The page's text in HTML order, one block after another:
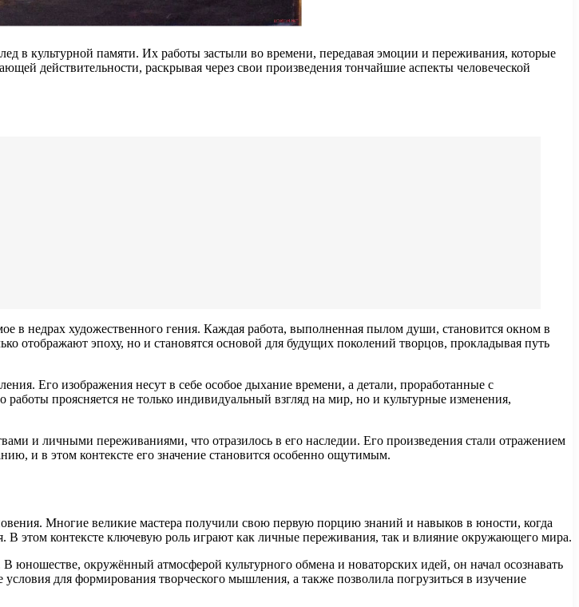
в культурной памяти. Их работы застыли во времени, передавая эмоции и переживания, которые
действительности, раскрывая через свои произведения тончайшие аспекты человеческой
в недрах художественного гения. Каждая работа, выполненная пылом души, становится окном в
отображают эпоху, но и становятся основой для будущих поколений творцов, прокладывая путь
Его изображения несут в себе особое дыхание времени, а детали, проработанные с
проясняется не только индивидуальный взгляд на мир, но и культурные изменения,
и личными переживаниями, что отразилось в его наследии. Его произведения стали отражением
и в этом контексте его значение становится особенно ощутимым.
Многие великие мастера получили свою первую порцию знаний и навыков в юности, когда
этом контексте ключевую роль играют как личные переживания, так и влияние окружающего мира.
окружённый атмосферой культурного обмена и новаторских идей, он начал осознавать
для формирования творческого мышления, а также позволила погрузиться в изучение